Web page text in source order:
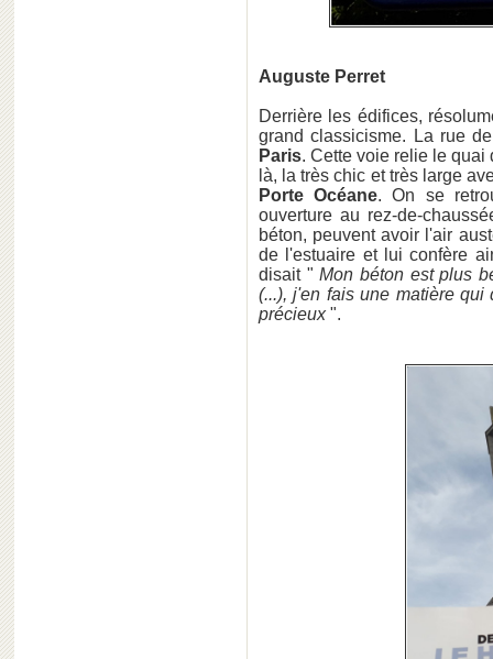
Auguste Perret
Derrière les édifices,
grand classicisme. La rue
Paris. Cette voie relie le quai
là, la très chic et très large
Porte Océane. On se
ouverture au rez-de-
béton, peuvent avoir l'air
de l'estuaire et lui confère
disait "Mon béton est plus
(...), j'en fais une matière
précieux".